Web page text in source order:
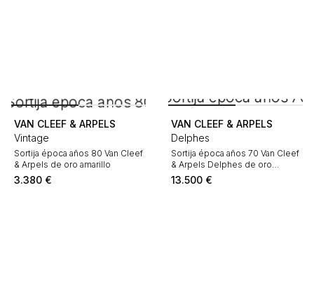
VAN CLEEF & ARPELS
Vintage
Sortija época años 80 Van Cleef
& Arpels de oro amarillo
3.380 €
VAN CLEEF & ARPELS
Delphes
Sortija época años 70 Van Cleef
& Arpels Delphes de oro
amarillo, crisoprasa y coral
(Corallium japonicum)
13.500 €